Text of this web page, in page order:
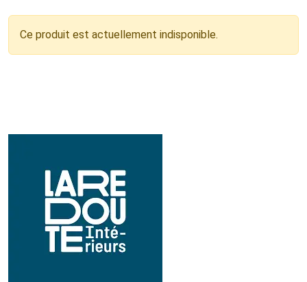
Ce produit est actuellement indisponible.